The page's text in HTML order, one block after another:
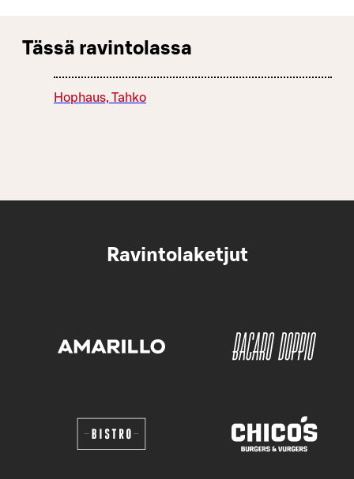
Tässä ravintolassa
Hophaus, Tahko
Ravintolaketjut